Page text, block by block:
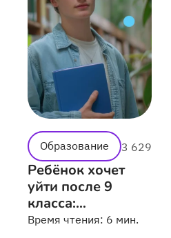
Образование 3 629
Ребёнок хочет
уйти после 9
класса:
поддержать или
Время чтения: 6 мин.